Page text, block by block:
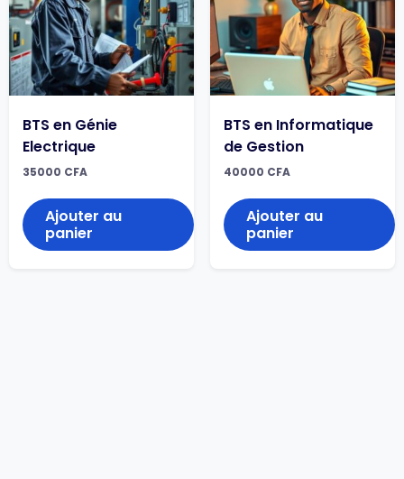
BTS en Génie
Electrique
35000 CFA
Ajouter au
panier
BTS en Informatique
de Gestion
40000 CFA
Ajouter au
panier